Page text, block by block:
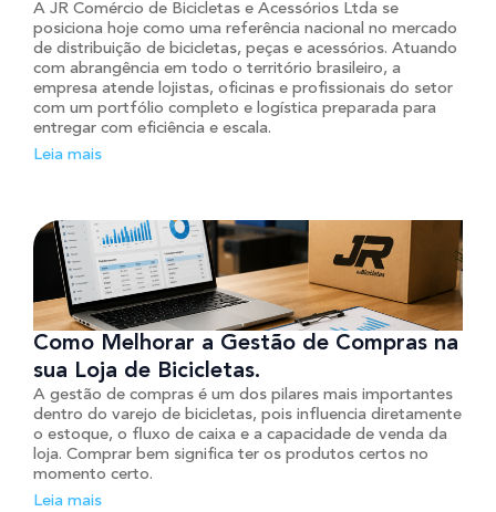
A JR Comércio de Bicicletas e Acessórios Ltda se
posiciona hoje como uma referência nacional no mercado
de distribuição de bicicletas, peças e acessórios. Atuando
com abrangência em todo o território brasileiro, a
empresa atende lojistas, oficinas e profissionais do setor
com um portfólio completo e logística preparada para
entregar com eficiência e escala.
Leia mais
Como Melhorar a Gestão de Compras na
sua Loja de Bicicletas.
A gestão de compras é um dos pilares mais importantes
dentro do varejo de bicicletas, pois influencia diretamente
o estoque, o fluxo de caixa e a capacidade de venda da
loja. Comprar bem significa ter os produtos certos no
momento certo.
Leia mais